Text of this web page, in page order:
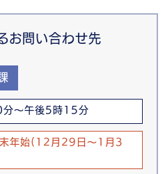
お問い合わせ先
～午後5時15分
末年始(12月29日～1月3